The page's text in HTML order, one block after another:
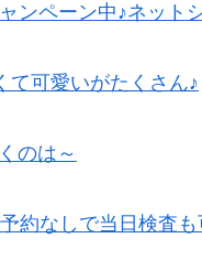
ンペーン中♪ネット
て可愛いがたくさん♪
のは～
約なしで当日検査